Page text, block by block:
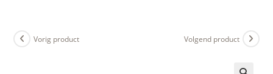
inhoud
Vorig product Volgend product